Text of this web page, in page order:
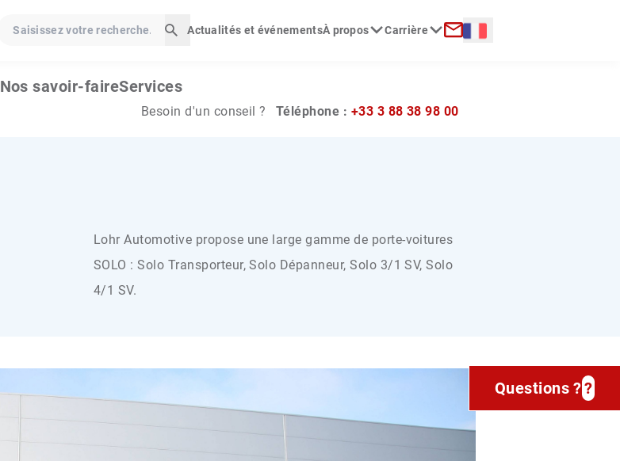
Saisissez votre recherche…
Lancer la recherche
Actualités et événementsÀ propos Carrière Langue :
Nos savoir-faireServices
Besoin d'un conseil ? Téléphone : +33 3 88 38 98 00
Lohr Automotive propose une large gamme de porte-voitures
SOLO : Solo Transporteur, Solo Dépanneur, Solo 3/1 SV, Solo
4/1 SV.
Questions ??